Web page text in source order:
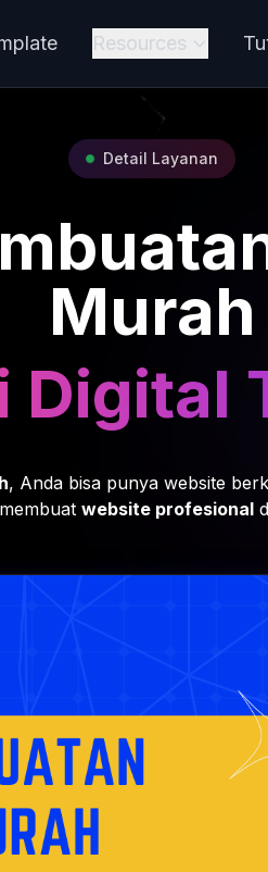
Resources
Detail Layanan
Murah
Digital
, Anda bisa punya website
website profesional